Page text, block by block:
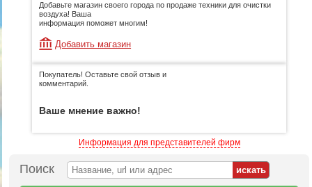
Добавьте магазин своего города по продаже техники для очистки
воздуха! Ваша
информация поможет многим!
Добавить магазин
Покупатель! Оставьте свой отзыв и
комментарий.
Ваше мнение важно!
Информация для представителей фирм
Поиск